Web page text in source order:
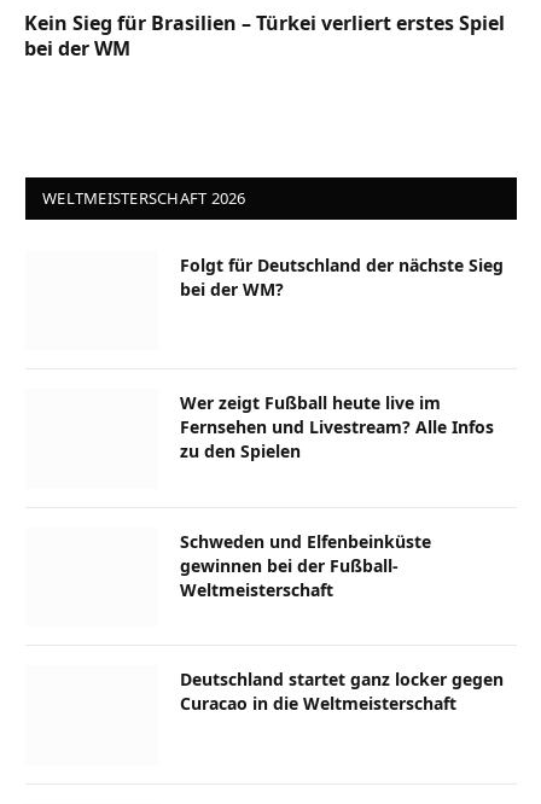
Kein Sieg für Brasilien – Türkei verliert erstes Spiel
bei der WM
WELTMEISTERSCHAFT 2026
Folgt für Deutschland der nächste Sieg
bei der WM?
Wer zeigt Fußball heute live im
Fernsehen und Livestream? Alle Infos
zu den Spielen
Schweden und Elfenbeinküste
gewinnen bei der Fußball-
Weltmeisterschaft
Deutschland startet ganz locker gegen
Curacao in die Weltmeisterschaft